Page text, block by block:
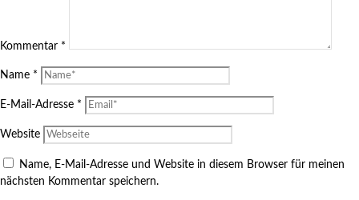
Kommentar *
Name *
E-Mail-Adresse *
Website
Name, E-Mail-Adresse und Website in diesem Browser für meinen
nächsten Kommentar speichern.